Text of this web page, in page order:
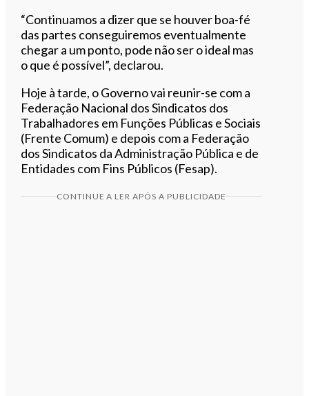
“Continuamos a dizer que se houver boa-fé
das partes conseguiremos eventualmente
chegar a um ponto, pode não ser o ideal mas
o que é possível”, declarou.
Hoje à tarde, o Governo vai reunir-se com a
Federação Nacional dos Sindicatos dos
Trabalhadores em Funções Públicas e Sociais
(Frente Comum) e depois com a Federação
dos Sindicatos da Administração Pública e de
Entidades com Fins Públicos (Fesap).
CONTINUE A LER APÓS A PUBLICIDADE